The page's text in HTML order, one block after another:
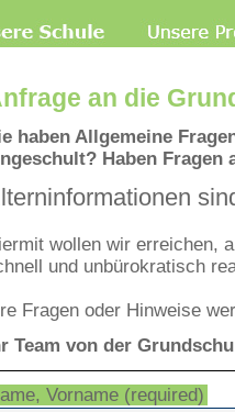
an die
haben Allgemeine
Haben Fragen
wollen wir erreichen,
und unbürokratisch
Fragen oder Hinweise
Team von der
Vorname (required)